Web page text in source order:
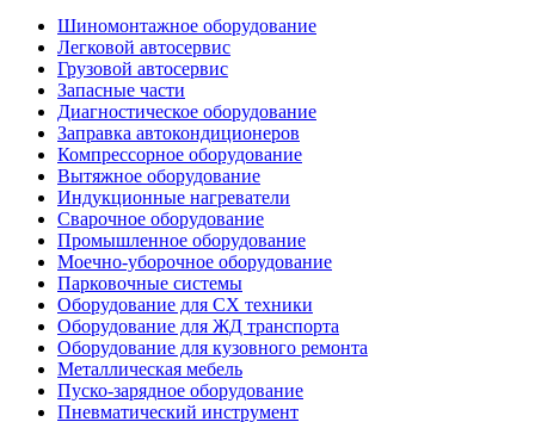
Шиномонтажное оборудование
Легковой автосервис
Грузовой автосервис
Запасные части
Диагностическое оборудование
Заправка автокондиционеров
Компрессорное оборудование
Вытяжное оборудование
Индукционные нагреватели
Сварочное оборудование
Промышленное оборудование
Моечно-уборочное оборудование
Парковочные системы
Оборудование для СХ техники
Оборудование для ЖД транспорта
Оборудование для кузовного ремонта
Металлическая мебель
Пуско-зарядное оборудование
Пневматический инструмент